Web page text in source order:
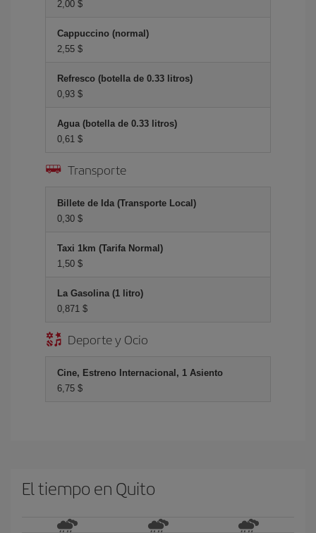
2,00 $
Cappuccino (normal)
2,55 $
Refresco (botella de 0.33 litros)
0,93 $
Agua (botella de 0.33 litros)
0,61 $
Transporte
Billete de Ida (Transporte Local)
0,30 $
Taxi 1km (Tarifa Normal)
1,50 $
La Gasolina (1 litro)
0,871 $
Deporte y Ocio
Cine, Estreno Internacional, 1 Asiento
6,75 $
El tiempo en Quito